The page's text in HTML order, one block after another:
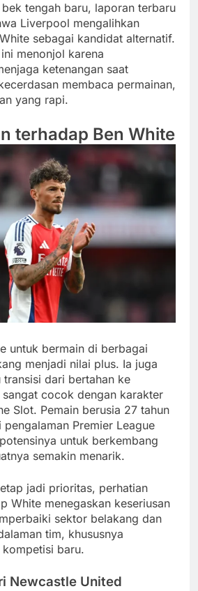
tengah baru, laporan terbaru
Liverpool mengalihkan
sebagai kandidat alternatif.
menonjol karena
ketenangan saat
membaca permainan,
yang rapi.
terhadap Ben White
untuk bermain di berbagai
menjadi nilai plus. Ia juga
dari bertahan ke
cocok dengan karakter
Slot. Pemain berusia 27 tahun
Premier League
untuk berkembang
semakin menarik.
jadi prioritas, perhatian
White menegaskan keseriusan
sektor belakang dan
tim, khususnya
baru.
Newcastle United